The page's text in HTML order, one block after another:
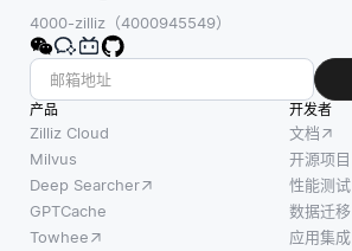
于通过
在特定
条件下
运行预
定义的
测试来
测量数
据库系
统的整
数据集上
进行训
数据集包
括与各种
语言的说
明配对的
图像。这
4000-zilliz（4000945549）
产品
Zilliz Cloud
Milvus
Deep Searcher
GPTCache
Towhee
开发者
文档
开源项目
性能测试
数据迁移
应用集成